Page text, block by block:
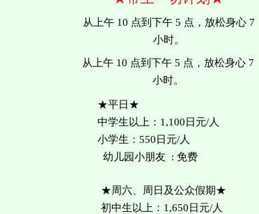
从上午 10 点到下午 5 点，放松身心 7
小时。
从上午 10 点到下午 5 点，放松身心 7
小时。
​★平日★
中学生以上：1,100日元/人
小学生：550日元/人
幼儿园小朋友 : 免费
★周六、周日及公众假期★
初中生以上：1,650日元/人